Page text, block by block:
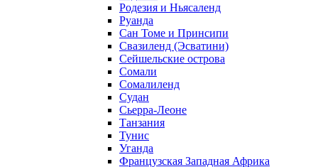
Родезия и Ньясаленд
Руанда
Сан Томе и Принсипи
Свазиленд (Эсватини)
Сейшельские острова
Сомали
Сомалиленд
Судан
Сьерра-Леоне
Танзания
Тунис
Уганда
Французская Западная Африка